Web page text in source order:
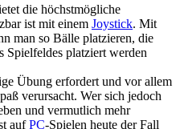
die höchstmögliche
ist mit einem Joystick. Mit
man so Bälle platzieren, die
Spielfeldes platziert werden
Übung erfordert und vor allem
verursacht. Wer sich jedoch
und vermutlich mehr
aufPC-Spielen heute der Fall